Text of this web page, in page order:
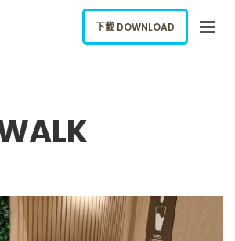
網誌
ENGLISH
下載 DOWNLOAD
下載 DOWNLOAD